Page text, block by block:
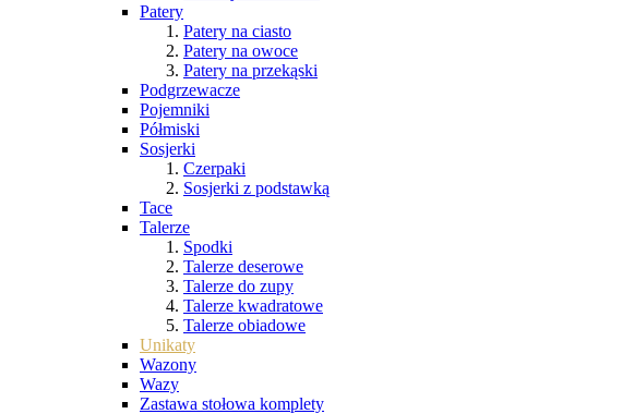
Patery
Patery na ciasto
Patery na owoce
Patery na przekąski
Podgrzewacze
Pojemniki
Półmiski
Sosjerki
Czerpaki
Sosjerki z podstawką
Tace
Talerze
Spodki
Talerze deserowe
Talerze do zupy
Talerze kwadratowe
Talerze obiadowe
Unikaty
Wazony
Wazy
Zastawa stołowa komplety